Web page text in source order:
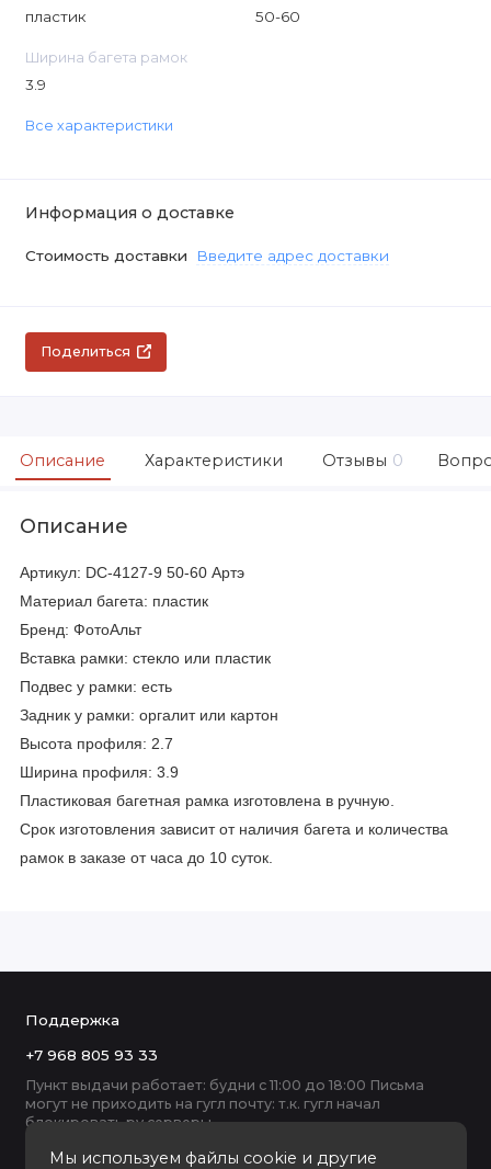
пластик 50-60
Ширина багета рамок
3.9
Все характеристики
Информация о доставке
Стоимость доставки Введите адрес доставки
Поделиться
Описание Характеристики Отзывы 0
Описание
Артикул: DC-4127-9 50-60 Артэ
Материал багета: пластик
Бренд: ФотоАльт
Вставка рамки: стекло или пластик
Подвес у рамки: есть
Задник у рамки: оргалит или картон
Высота профиля: 2.7
Ширина профиля: 3.9
Пластиковая багетная рамка изготовлена в ручную.
Срок изготовления зависит от наличия багета и количества
рамок в заказе от часа до 10 суток.
Мы используем файлы cookie и другие
Поддержка
+7 968 805 93 33
Пункт выдачи работает: будни с 11:00 до 18:00 Письма
могут не приходить на гугл почту: т.к. гугл начал
блокировать ру серверы